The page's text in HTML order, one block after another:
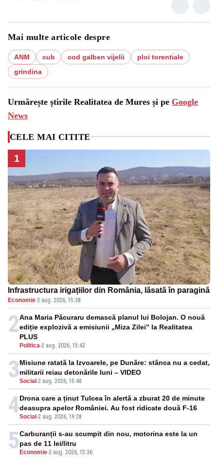
Mai multe articole despre
ANM cub cod galben vijelii
ploi torentiale
grindina
Urmărește știrile Realitatea de Mures și pe Google
News
CELE MAI CITITE
1
Infrastructura irigațiilor din România, lăsată în paragină
Economie·2 aug. 2026, 15:38
2
Politica-2 aug. 2026, 15:42
Ana Maria Păcuraru demască planul lui Bolojan. O nouă
ediție explozivă a emisiunii „Miza Zilei” la Realitatea
PLUS
3Social -2 aug. 2026, 15:48
Misiune ratată la Izvoarele, pe Dunăre: stânca nu a cedat,
militarii reiau detonările luni – VIDEO
4Social -2 aug. 2026, 19:28
Drona care a ținut Tulcea în alertă a zburat 20 de minute
deasupra apelor României. Au fost ridicate două F-16
5 Economie-2 aug. 2026, 15:36
Carburanții s-au scumpit din nou, motorina este la un
pas de 11 lei/litru